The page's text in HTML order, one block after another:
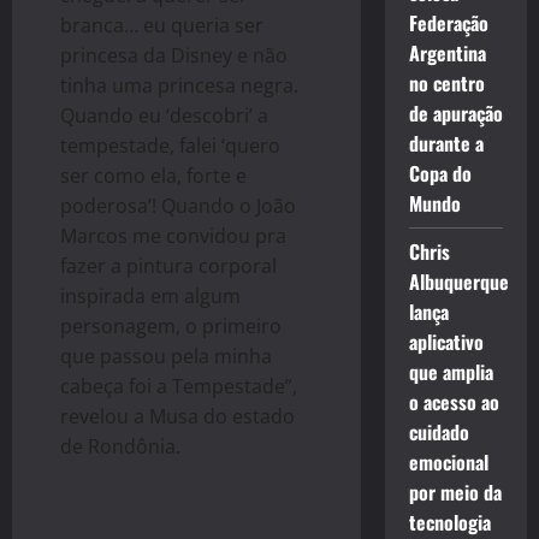
branca… eu queria ser
princesa da Disney e não
tinha uma princesa negra.
Quando eu ‘descobri’ a
tempestade, falei ‘quero
ser como ela, forte e
poderosa’! Quando o João
Marcos me convidou pra
fazer a pintura corporal
inspirada em algum
personagem, o primeiro
que passou pela minha
cabeça foi a Tempestade”,
revelou a Musa do estado
de Rondônia.
Federação
Argentina
no centro
de apuração
durante a
Copa do
Mundo
Chris
Albuquerque
lança
aplicativo
que amplia
o acesso ao
cuidado
emocional
por meio da
tecnologia